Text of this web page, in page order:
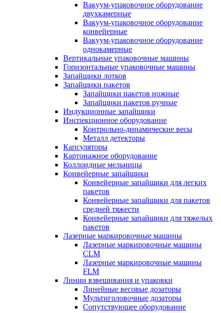
Вакуум-упаковочное оборудование
двухкамерные
Вакуум-упаковочное оборудование
конвейерные
Вакуум-упаковочное оборудование
однокамерные
Вертикальные упаковочные машины
Горизонтальные упаковочные машины
Запайщики лотков
Запайщики пакетов
Запайщики пакетов ножные
Запайщики пакетов ручные
Индукционные запайщики
Инспекционное оборудование
Контрольно-динамические весы
Металл детекторы
Капсуляторы
Картонажное оборудование
Коллоидные мельницы
Конвейерные запайщики
Конвейерные запайщики для легких
пакетов
Конвейерные запайщики для пакетов
средней тяжести
Конвейерные запайщики для тяжелых
пакетов
Лазерные маркировочные машины
Лазерные маркировочные машины
CLM
Лазерные маркировочные машины
FLM
Линии взвешивания и упаковки
Линейные весовые дозаторы
Мультиголовочные дозаторы
Сопутствующее оборудование